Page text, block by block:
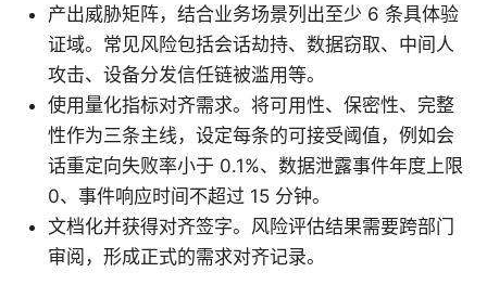
产出威胁矩阵，结合业务场景列出至少 6 条具体验
证域。常见风险包括会话劫持、数据窃取、中间人
攻击、设备分发信任链被滥用等。
使用量化指标对齐需求。将可用性、保密性、完整
性作为三条主线，设定每条的可接受阈值，例如会
话重定向失败率小于 0.1%、数据泄露事件年度上限
0、事件响应时间不超过 15 分钟。
文档化并获得对齐签字。风险评估结果需要跨部门
审阅，形成正式的需求对齐记录。